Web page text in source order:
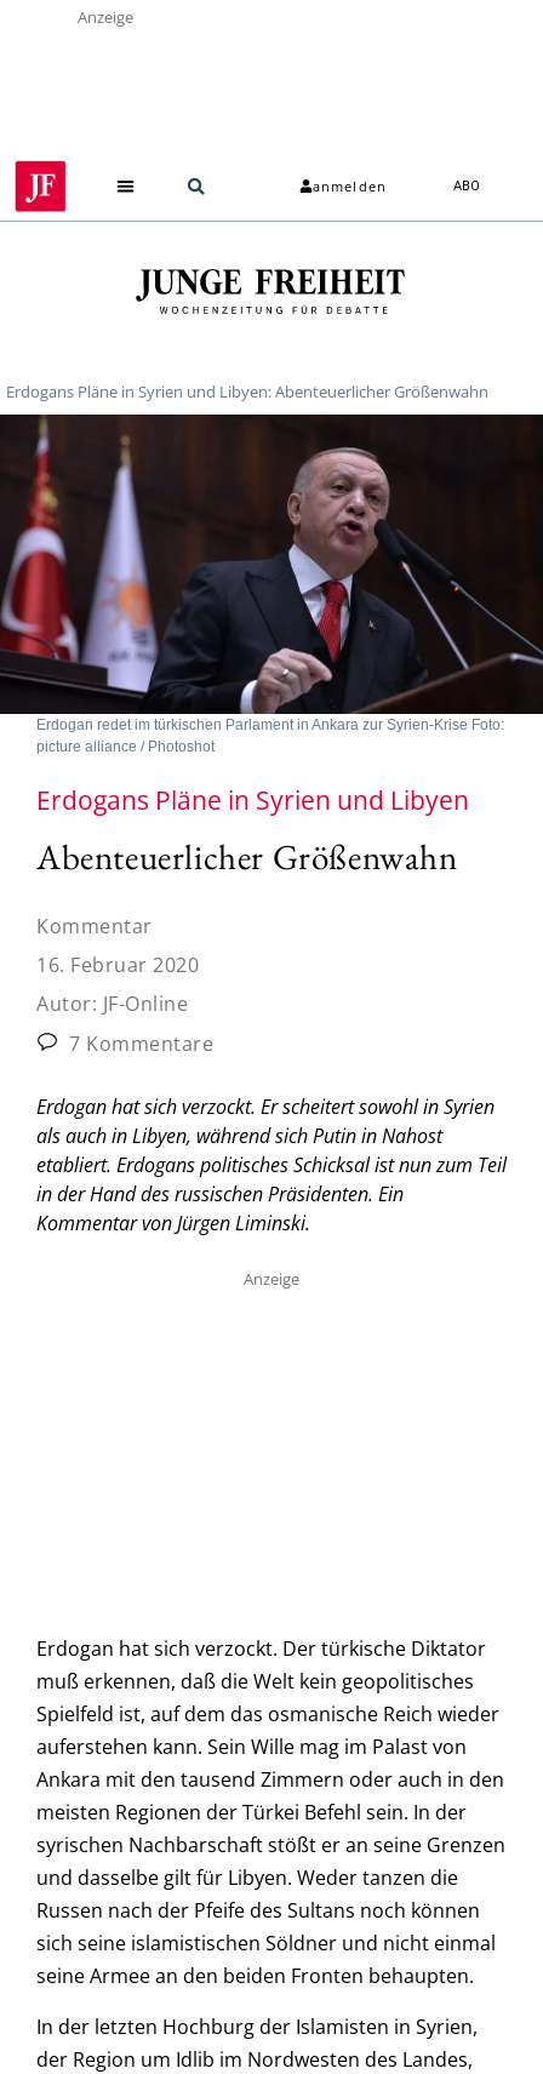
Anzeige
anmelden ABO
Erdogans Pläne in Syrien und Libyen: Abenteuerlicher Größenwahn
Erdogan redet im türkischen Parlament in Ankara zur Syrien-Krise Foto:
picture alliance / Photoshot
Erdogans Pläne in Syrien und Libyen
Abenteuerlicher Größenwahn
Kommentar
16. Februar 2020
Autor: JF-Online
7 Kommentare
Erdogan hat sich verzockt. Er scheitert sowohl in Syrien
als auch in Libyen, während sich Putin in Nahost
etabliert. Erdogans politisches Schicksal ist nun zum Teil
in der Hand des russischen Präsidenten. Ein
Kommentar von Jürgen Liminski.
Anzeige
Erdogan hat sich verzockt. Der türkische Diktator
muß erkennen, daß die Welt kein geopolitisches
Spielfeld ist, auf dem das osmanische Reich wieder
auferstehen kann. Sein Wille mag im Palast von
Ankara mit den tausend Zimmern oder auch in den
meisten Regionen der Türkei Befehl sein. In der
syrischen Nachbarschaft stößt er an seine Grenzen
und dasselbe gilt für Libyen. Weder tanzen die
Russen nach der Pfeife des Sultans noch können
sich seine islamistischen Söldner und nicht einmal
seine Armee an den beiden Fronten behaupten.
In der letzten Hochburg der Islamisten in Syrien,
der Region um Idlib im Nordwesten des Landes,